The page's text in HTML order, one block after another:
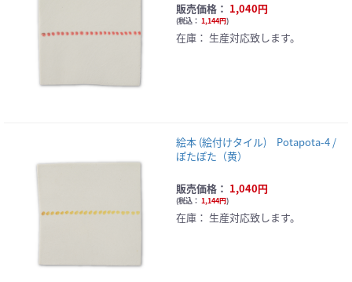
販売価格： 1,040円
(税込： 1,144円)
在庫： 生産対応致します。
絵本 (絵付けタイル) Potapota-4 /
ぽたぽた（黄）
販売価格： 1,040円
(税込： 1,144円)
在庫： 生産対応致します。